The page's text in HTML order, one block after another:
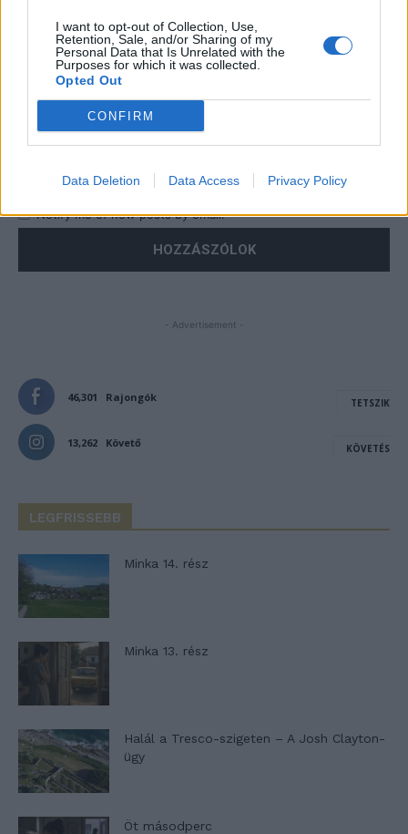
I want to opt-out of Collection, Use,
Retention, Sale, and/or Sharing of my
Personal Data that Is Unrelated with the
Purposes for which it was collected.
Opted Out
CONFIRM
Data Deletion Data Access Privacy Policy
Save my name, email, and website in this browser for the
Notify me of follow-up comments by email.
Notify me of new posts by email.
- Advertisement -
46,301 Rajongók TETSZIK
13,262 Követő KÖVETÉS
LEGFRISSEBB
Minka 14. rész
Minka 13. rész
Halál a Tresco-szigeten – A Josh Clayton-
ügy
Öt másodperc